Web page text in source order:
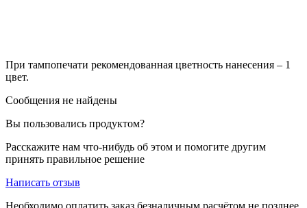
При тампопечати рекомендованная цветность нанесения – 1
цвет.
Сообщения не найдены
Вы пользовались продуктом?
Расскажите нам что-нибудь об этом и помогите другим
принять правильное решение
Написать отзыв
Необходимо оплатить заказ безналичным расчётом не позднее